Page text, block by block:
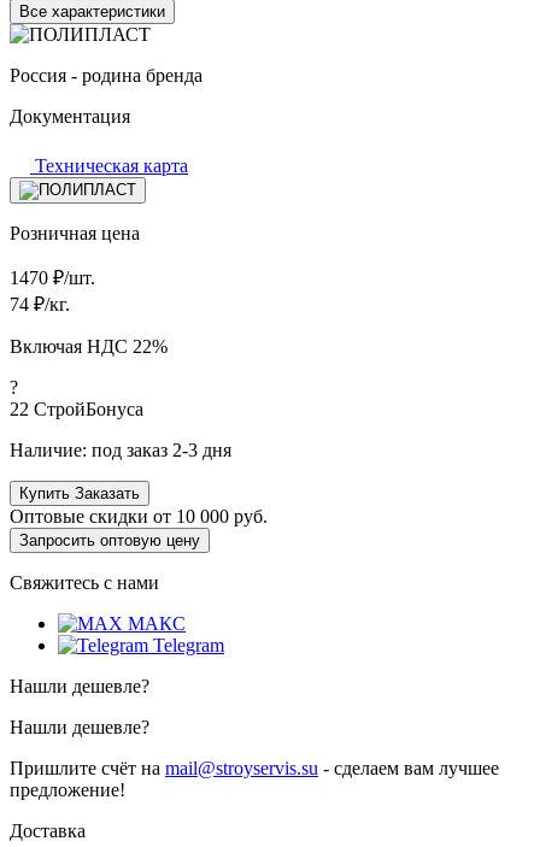
Все характеристики
Россия - родина бренда
Документация
Техническая карта
Розничная цена
1470 ₽/шт.
74 ₽/кг.
Включая НДС 22%
?
22 СтройБонуса
Наличие: под заказ 2-3 дня
Купить Заказать
Оптовые скидки от 10 000 руб.
Запросить оптовую цену
Свяжитесь с нами
МАКС
Telegram
Нашли дешевле?
Нашли дешевле?
Пришлите счёт на mail@stroyservis.su - сделаем вам лучшее
предложение!
Доставка